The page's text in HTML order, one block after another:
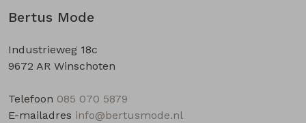
Bertus Mode
Industrieweg 18c
9672 AR Winschoten
Telefoon 085 070 5879
E-mailadres info@bertusmode.nl